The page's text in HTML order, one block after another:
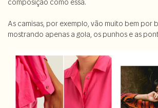
composição como essa.
As camisas, por exemplo, vão muito bem por
mostrando apenas a gola, os punhos e as